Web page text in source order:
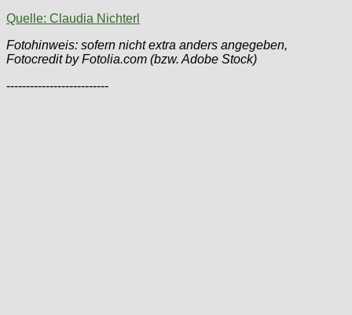
Quelle: Claudia Nichterl
Fotohinweis: sofern nicht extra anders angegeben,
Fotocredit by Fotolia.com (bzw. Adobe Stock)
--------------------------